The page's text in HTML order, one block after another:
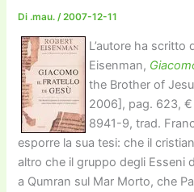
Di .mau./2007-12-11
L’autore ha
Eisenman,
the Brother of
2006], pag. 623,
8941-9, trad.
esporre la sua tesi: che il
altro che il gruppo degli Esseni
a Qumran sul Mar Morto, che